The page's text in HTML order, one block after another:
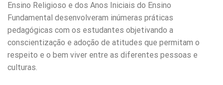
Ensino Religioso e dos Anos Iniciais do Ensino
Fundamental desenvolveram inúmeras práticas
pedagógicas com os estudantes objetivando a
conscientização e adoção de atitudes que permitam o
respeito e o bem viver entre as diferentes pessoas e
culturas.